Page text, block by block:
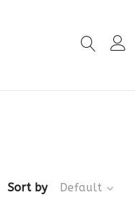
Sort by Default